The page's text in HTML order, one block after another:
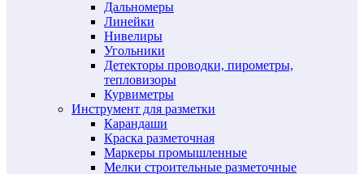
Дальномеры
Линейки
Нивелиры
Угольники
Детекторы проводки, пирометры,
тепловизоры
Курвиметры
Инструмент для разметки
Карандаши
Краска разметочная
Маркеры промышленные
Мелки строительные разметочные